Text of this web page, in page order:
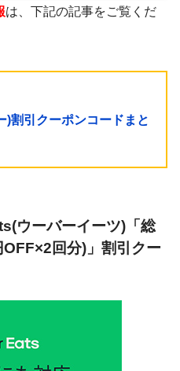
は、下記の記事をご覧くだ
)割引クーポンコードまと
ウーバーイーツ)「総
回分)」割引クー